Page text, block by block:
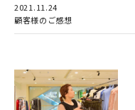
2021.11.24
顧客様のご感想